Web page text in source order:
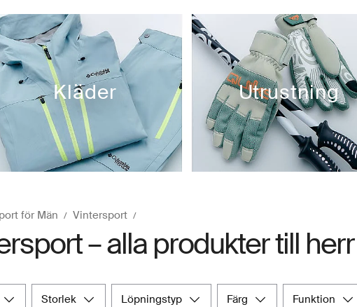
Kläder Utrustning
för Män Vintersport
– alla produkter till herr
storlek löpningstyp färg funktion